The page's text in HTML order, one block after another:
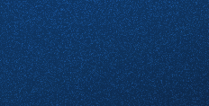
соглашения
конфиденциальности